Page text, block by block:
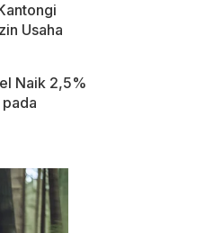
Usaha
Naik 2,5%